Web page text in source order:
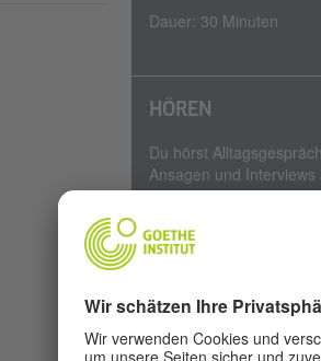
Dauer: 30 Minuten
HÖREN
Du hörst
Ansagen und Interviews
Radio, Nachrichten am
und bearbeitest dazu